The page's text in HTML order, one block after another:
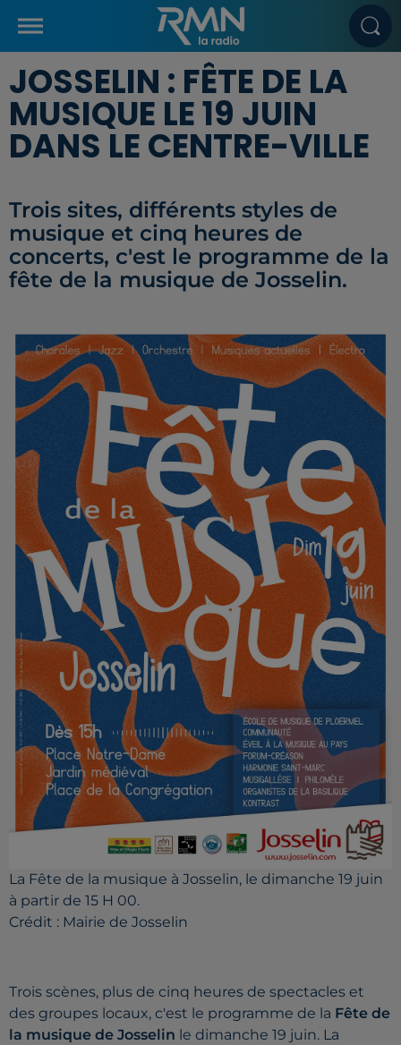
JOSSELIN : FÊTE DE LA
MUSIQUE LE 19 JUIN
DANS LE CENTRE-VILLE
Trois sites, différents styles de
musique et cinq heures de
concerts, c'est le programme de la
fête de la musique de Josselin.
La Fête de la musique à Josselin, le dimanche 19 juin
à partir de 15 H 00.
Crédit : Mairie de Josselin
Trois scènes, plus de cinq heures de spectacles et
des groupes locaux, c'est le programme de la Fête de
la musique de Josselin le dimanche 19 juin. La